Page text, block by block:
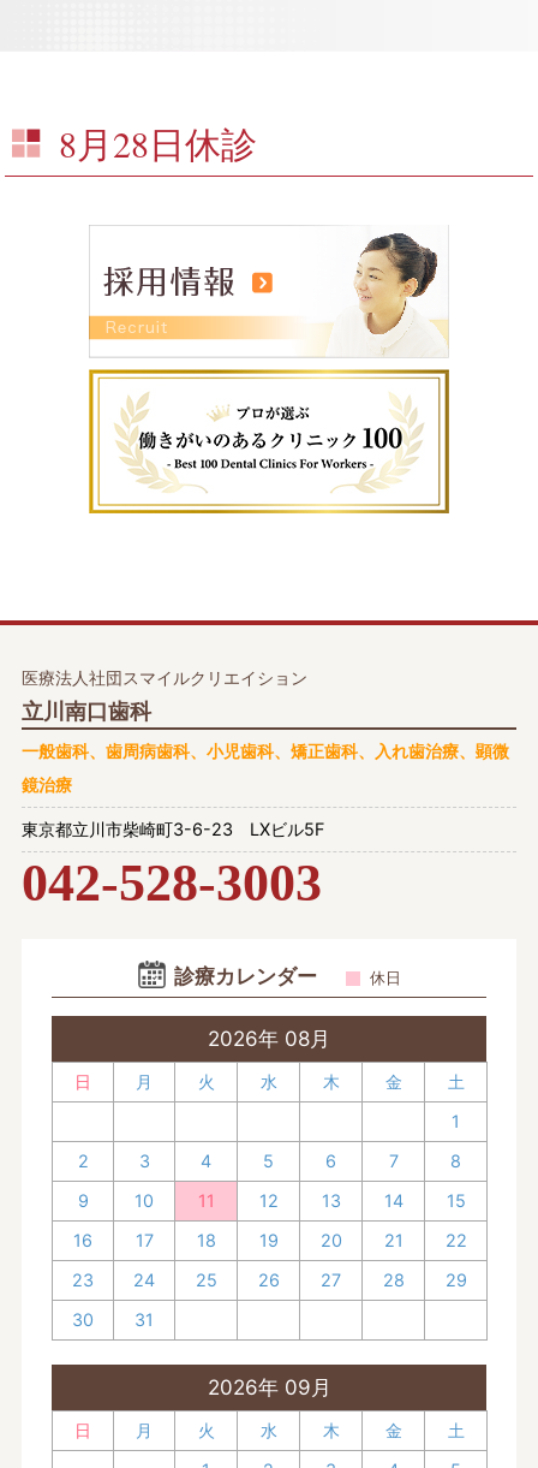
8月28日休診
医療法人社団スマイルクリエイション
立川南口歯科
一般歯科、歯周病歯科、小児歯科、矯正歯科、入れ歯治療、顕微
鏡治療
東京都立川市柴崎町3-6-23 LXビル5F
042-528-3003
診療カレンダー 休日
2026年 08月
日 月 火 水 木 金
土
1
2
3 4 5 6 7
8
9
10 11 12 13 14
15
16
17 18 19 20 21
22
23
24 25 26 27 28
29
30
31
2026年 09月
日 月 火 水 木 金
土